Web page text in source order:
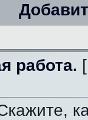
работа.